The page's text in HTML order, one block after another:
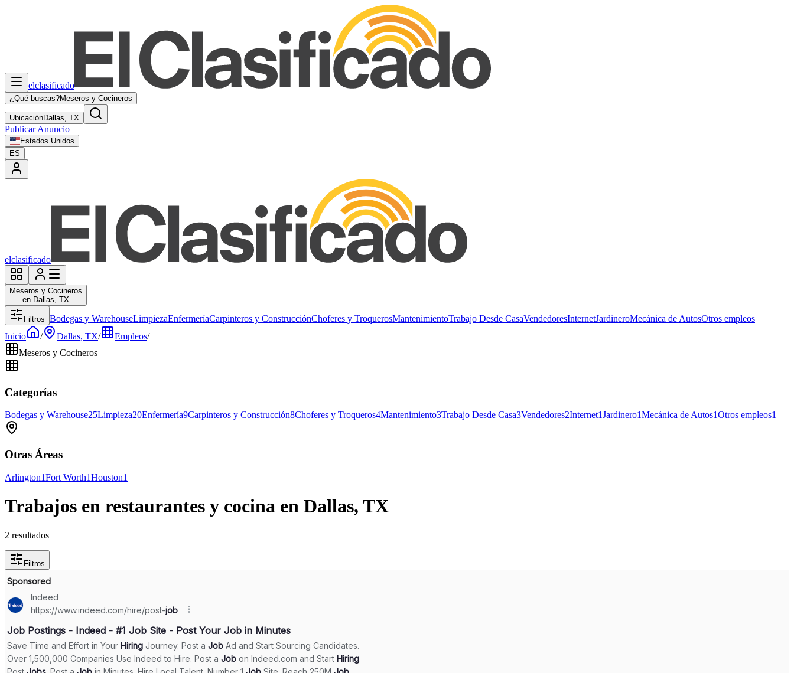
elclasificado
¿Qué buscas?Meseros y Cocineros
UbicaciónDallas, TX
Publicar Anuncio
Estados Unidos
ES
elclasificado
Meseros y Cocineros
en Dallas, TX
Filtros Bodegas y WarehouseLimpiezaEnfermeríaCarpinteros y ConstrucciónChoferes y TroquerosMantenimientoTrabajo Desde CasaVendedoresInternetJardineroMecánica de AutosOtros empleos
Inicio
/ Dallas, TX/ Empleos/
Meseros y Cocineros
Categorías
Bodegas y Warehouse25Limpieza20Enfermería9Carpinteros y Construcción8Choferes y Troqueros4Mantenimiento3Trabajo Desde Casa3Vendedores2Internet1Jardinero1Mecánica de Autos1Otros empleos1
Otras Áreas
Arlington1Fort Worth1Houston1
Trabajos en restaurantes y cocina en Dallas, TX
2 resultados
Filtros